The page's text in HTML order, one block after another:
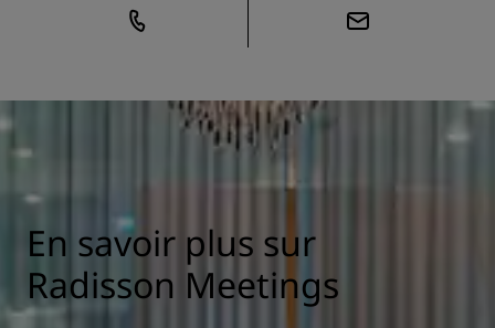
En savoir plus sur
Radisson Meetings